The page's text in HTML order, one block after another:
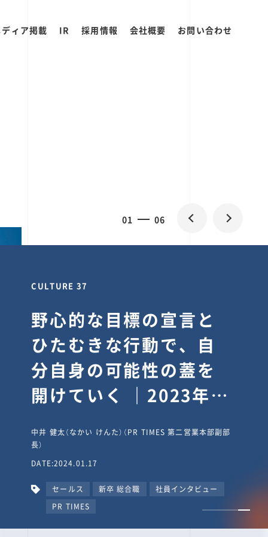
ィア掲載 IR 採用情報 会社概要 お問い合わせ
01 06
CULTURE 37
野心的な目標の宣言と
ひたむきな行動で、自
分自身の可能性の蓋を
開けていく ｜2023年度
タビュー #PR
TIMESな人たち
中井 健太（なかい けんた）（PR TIMES 第二営業本部副部
長）
DATE:2024.01.17
セールス 新卒 総合職
社員インタビュー
PR TIMES